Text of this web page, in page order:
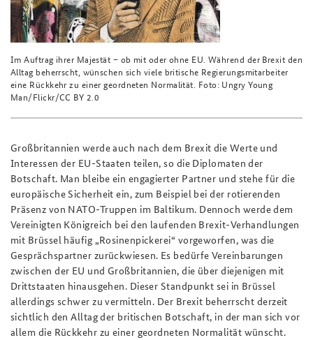
Im Auftrag ihrer Majestät – ob mit oder ohne EU. Während der Brexit den
Alltag beherrscht, wünschen sich viele britische Regierungsmitarbeiter
eine Rückkehr zu einer geordneten Normalität. Foto: Ungry Young
Man/Flickr/CC BY 2.0
Großbritannien werde auch nach dem Brexit die Werte und
Interessen der EU-Staaten teilen, so die Diplomaten der
Botschaft. Man bleibe ein engagierter Partner und stehe für die
europäische Sicherheit ein, zum Beispiel bei der rotierenden
Präsenz von NATO-Truppen im Baltikum. Dennoch werde dem
Vereinigten Königreich bei den laufenden Brexit-Verhandlungen
mit Brüssel häufig „Rosinenpickerei“ vorgeworfen, was die
Gesprächspartner zurückwiesen. Es bedürfe Vereinbarungen
zwischen der EU und Großbritannien, die über diejenigen mit
Drittstaaten hinausgehen. Dieser Standpunkt sei in Brüssel
allerdings schwer zu vermitteln. Der Brexit beherrscht derzeit
sichtlich den Alltag der britischen Botschaft, in der man sich vor
allem die Rückkehr zu einer geordneten Normalität wünscht.